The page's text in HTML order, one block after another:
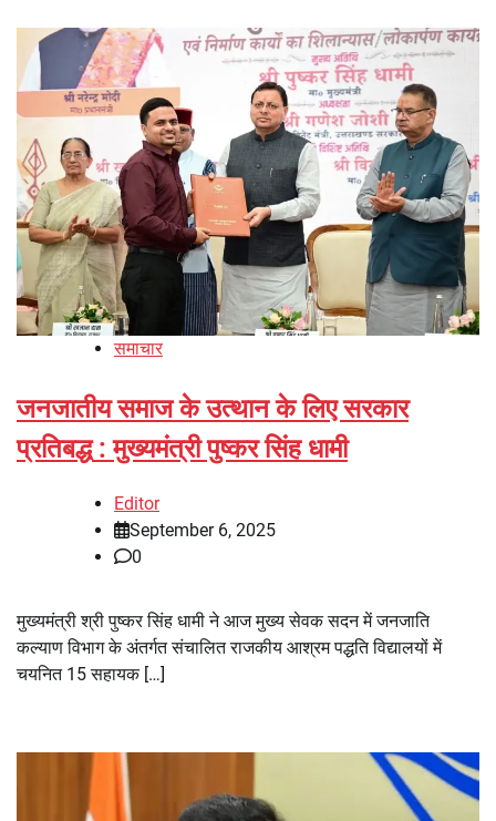
समाचार
जनजातीय समाज के उत्थान के लिए सरकार
प्रतिबद्ध : मुख्यमंत्री पुष्कर सिंह धामी
Editor
September 6, 2025
0
मुख्यमंत्री श्री पुष्कर सिंह धामी ने आज मुख्य सेवक सदन में जनजाति
कल्याण विभाग के अंतर्गत संचालित राजकीय आश्रम पद्धति विद्यालयों में
चयनित 15 सहायक […]